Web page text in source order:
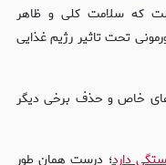
که سلامت کلی و ظاهر
تحت تاثیر رژیم غذایی
خاص و حذف برخی دیگر
دارد؛ درست همان طور